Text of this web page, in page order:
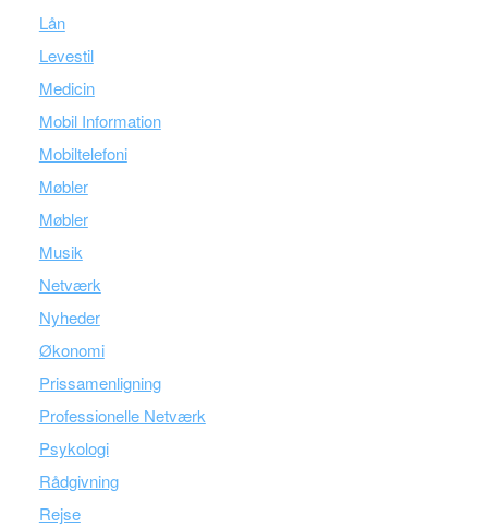
Lån
Levestil
Medicin
Mobil Information
Mobiltelefoni
Møbler
Møbler
Musik
Netværk
Nyheder
Økonomi
Prissamenligning
Professionelle Netværk
Psykologi
Rådgivning
Rejse